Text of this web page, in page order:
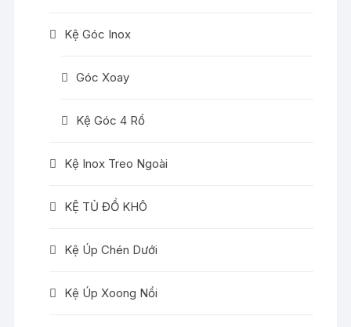
Kệ Góc Inox
Góc Xoay
Kệ Góc 4 Rổ
Kệ Inox Treo Ngoài
KỆ TỦ ĐỒ KHÔ
Kệ Úp Chén Dưới
Kệ Úp Xoong Nồi